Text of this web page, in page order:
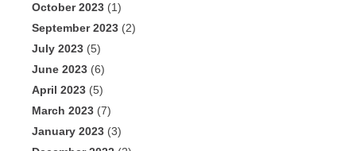
October 2023 (1)
September 2023 (2)
July 2023 (5)
June 2023 (6)
April 2023 (5)
March 2023 (7)
January 2023 (3)